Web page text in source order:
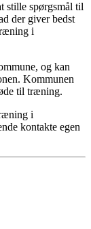
stille spørgsmål til
der giver bedst
i
og kan
Kommunen
til træning.
i
kontakte egen